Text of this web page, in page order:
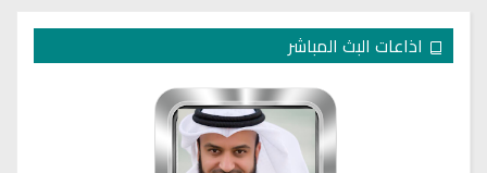
اذاعات البث المباشر